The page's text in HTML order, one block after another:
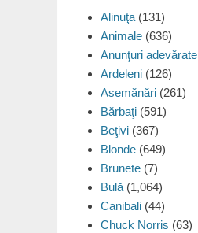
Alinuţa (131)
Animale (636)
Anunţuri adevărate
Ardeleni (126)
Asemănări (261)
Bărbaţi (591)
Beţivi (367)
Blonde (649)
Brunete (7)
Bulă (1,064)
Canibali (44)
Chuck Norris (63)